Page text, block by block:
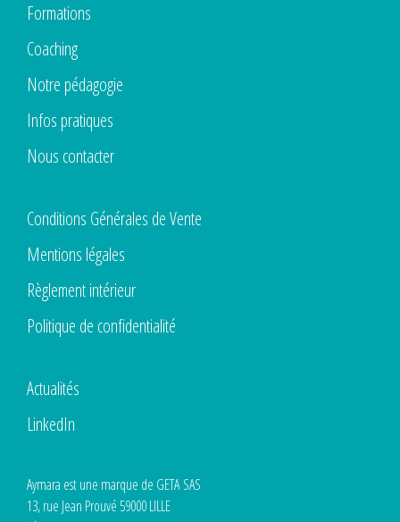
Formations
Coaching
Notre pédagogie
Infos pratiques
Nous contacter
Conditions Générales de Vente
Mentions légales
Règlement intérieur
Politique de confidentialité
Actualités
LinkedIn
Aymara est une marque de GETA SAS
13, rue Jean Prouvé 59000 LILLE